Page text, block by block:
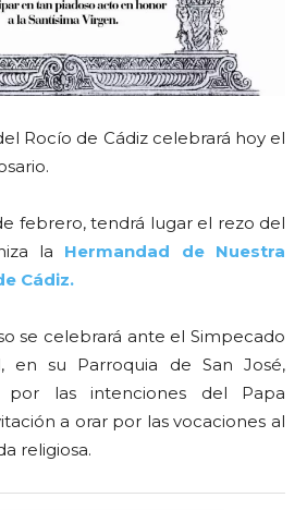
Rocío de Cádiz celebrará hoy el
febrero, tendrá lugar el rezo del
la Hermandad de Nuestra
Cádiz.
se celebrará ante el Simpecado
en su Parroquia de San José,
por las intenciones del Papa
a orar por las vocaciones al
religiosa.